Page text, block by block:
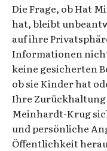
Die Frage, ob Hat
hat, bleibt
auf ihre
Informationen
keine gesicherten
ob sie Kinder hat
Ihre Zurückhaltung
Meinhardt-Krug
und persönliche
Öffentlichkeit